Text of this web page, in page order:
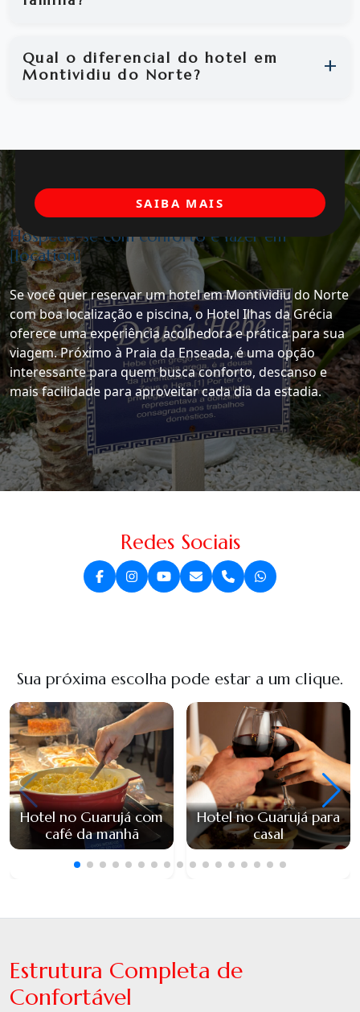
Qual o diferencial do hotel em
Montividiu do Norte?
Hospede-se com conforto e lazer em
[location]
Se você quer reservar um hotel em Montividiu do Norte
com boa localização e piscina, o Hotel Ilhas da Grécia
oferece uma experiência acolhedora e prática para sua
viagem. Próximo à Praia da Enseada, é uma opção
interessante para quem busca conforto, descanso e
mais facilidade para aproveitar cada dia da estadia.
SAIBA MAIS
Redes Sociais
Sua próxima escolha pode estar a um clique.
Hotel no Guarujá com
café da manhã
Hotel no Guarujá para
casal
Estrutura Completa de
Confortável